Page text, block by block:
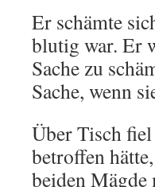
Er schämte
blutig war. Er
Sache zu
Sache, wenn
Über Tisch
betroffen
beiden